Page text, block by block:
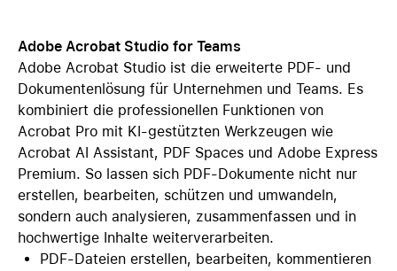
Adobe Acrobat Studio for Teams
Adobe Acrobat Studio ist die erweiterte PDF- und
Dokumentenlösung für Unternehmen und Teams. Es
kombiniert die professionellen Funktionen von
Acrobat Pro mit KI-gestützten Werkzeugen wie
Acrobat AI Assistant, PDF Spaces und Adobe Express
Premium. So lassen sich PDF-Dokumente nicht nur
erstellen, bearbeiten, schützen und umwandeln,
sondern auch analysieren, zusammenfassen und in
hochwertige Inhalte weiterverarbeiten.
PDF-Dateien erstellen, bearbeiten, kommentieren